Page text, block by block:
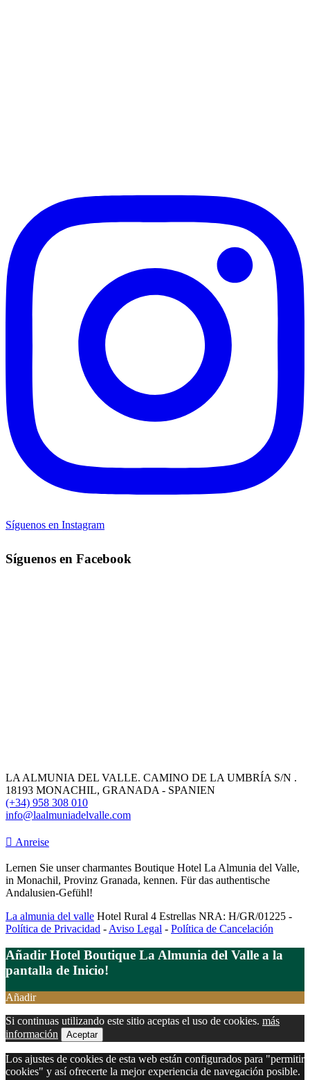
Síguenos en Instagram
Síguenos en Facebook
LA ALMUNIA DEL VALLE. CAMINO DE LA UMBRÍA S/N .
18193 MONACHIL, GRANADA - SPANIEN
(+34) 958 308 010
info@laalmuniadelvalle.com
Anreise
Lernen Sie unser charmantes Boutique Hotel La Almunia del Valle,
in Monachil, Provinz Granada, kennen. Für das authentische
Andalusien-Gefühl!
La almunia del valle Hotel Rural 4 Estrellas NRA: H/GR/01225 -
Política de Privacidad - Aviso Legal - Política de Cancelación
Añadir Hotel Boutique La Almunia del Valle a la
pantalla de Inicio!
Añadir
Si continuas utilizando este sitio aceptas el uso de cookies. más
información
Aceptar
Los ajustes de cookies de esta web están configurados para "permitir
cookies" y así ofrecerte la mejor experiencia de navegación posible.